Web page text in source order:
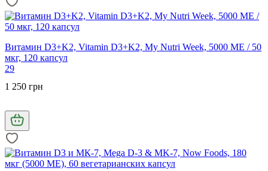
Витамин D3+K2, Vitamin D3+K2, My Nutri Week, 5000 МЕ / 50
мкг, 120 капсул
29
1 250 грн